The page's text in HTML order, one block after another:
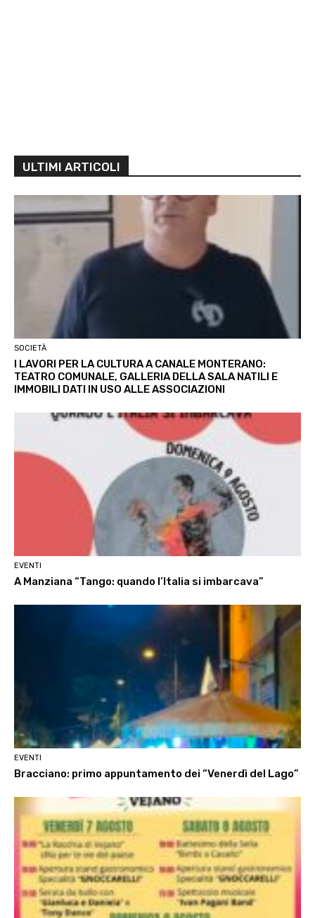
ULTIMI ARTICOLI
SOCIETÀ
I LAVORI PER LA CULTURA A CANALE MONTERANO:
TEATRO COMUNALE, GALLERIA DELLA SALA NATILI E
IMMOBILI DATI IN USO ALLE ASSOCIAZIONI
EVENTI
A Manziana “Tango: quando l’Italia si imbarcava”
EVENTI
Bracciano: primo appuntamento dei “Venerdì del Lago”